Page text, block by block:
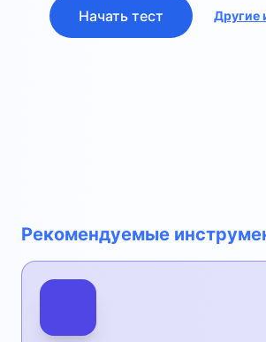
Начать тест Другие
Рекомендуемые